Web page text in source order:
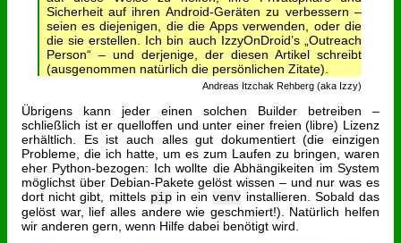
Sicherheit auf ihren Android-Geräten zu verbessern –
seien es diejenigen, die die Apps verwenden, oder die
die sie erstellen. Ich bin auch IzzyOnDroid’s „Outreach
Person“ – und derjenige, der diesen Artikel schreibt
(ausgenommen natürlich die persönlichen Zitate).
Andreas Itzchak Rehberg (aka Izzy)
Übrigens kann jeder einen solchen Builder betreiben –
schließlich ist er quelloffen und unter einer freien (libre) Lizenz
erhältlich. Es ist auch alles gut dokumentiert (die einzigen
Probleme, die ich hatte, um es zum Laufen zu bringen, waren
eher Python-bezogen: Ich wollte die Abhängikeiten im System
möglichst über Debian-Pakete gelöst wissen – und nur was es
dort nicht gibt, mittels pipin einvenv installieren. Sobald das
gelöst war, lief alles andere wie geschmiert!). Natürlich helfen
wir anderen gern, wenn Hilfe dabei benötigt wird.